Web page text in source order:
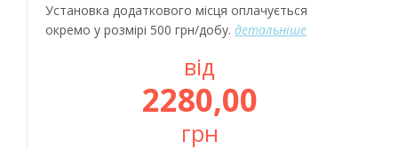
Установка додаткового місця оплачується
окремо у розмірі 500 грн/добу. детальніше
від
2280,00
грн